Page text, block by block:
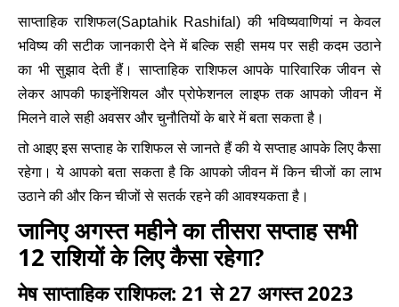
साप्ताहिक राशिफल(Saptahik Rashifal) की भविष्यवाणियां न केवल
भविष्य की सटीक जानकारी देने में बल्कि सही समय पर सही कदम उठाने
का भी सुझाव देती हैं। साप्ताहिक राशिफल आपके पारिवारिक जीवन से
लेकर आपकी फाइनेंशियल और प्रोफेशनल लाइफ तक आपको जीवन में
मिलने वाले सही अवसर और चुनौतियों के बारे में बता सकता है।
तो आइए इस सप्ताह के राशिफल से जानते हैं की ये सप्ताह आपके लिए कैसा
रहेगा। ये आपको बता सकता है कि आपको जीवन में किन चीजों का लाभ
उठाने की और किन चीजों से सतर्क रहने की आवश्यकता है।
जानिए अगस्त महीने का तीसरा सप्ताह सभी
12 राशियों के लिए कैसा रहेगा?
मेष साप्ताहिक राशिफल: 21 से 27 अगस्त 2023